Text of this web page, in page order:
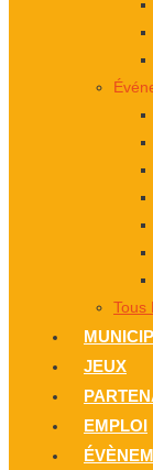
Tous
JEUX
EMPLOI